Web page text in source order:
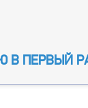
В ПЕРВЫЙ